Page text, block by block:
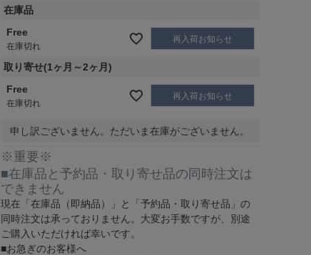
在庫品
Free
在庫切れ
再入荷お知らせ
取り寄せ(1ヶ月～2ヶ月)
Free
在庫切れ
再入荷お知らせ
申し訳ございません。ただいま在庫がございません。
※重要※
■在庫品と予約品・取り寄せ品の同時注文は
できません
現在 「在庫品（即納品）」 と 「予約品・取り寄せ品」 の
同時注文は承っておりません。大変お手数ですが、別途
ご購入いただければ幸いです。
■お急ぎのお客様へ